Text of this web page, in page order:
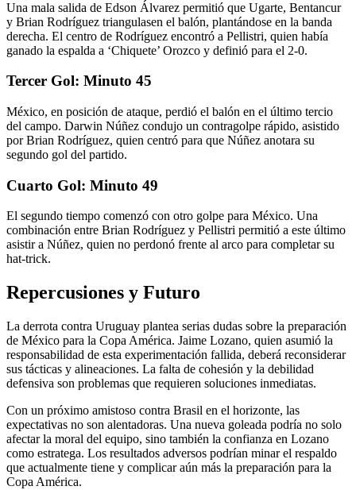
Una mala salida de Edson Álvarez permitió que Ugarte, Bentancur
y Brian Rodríguez triangulasen el balón, plantándose en la banda
derecha. El centro de Rodríguez encontró a Pellistri, quien había
ganado la espalda a ‘Chiquete’ Orozco y definió para el 2-0.
Tercer Gol: Minuto 45
México, en posición de ataque, perdió el balón en el último tercio
del campo. Darwin Núñez condujo un contragolpe rápido, asistido
por Brian Rodríguez, quien centró para que Núñez anotara su
segundo gol del partido.
Cuarto Gol: Minuto 49
El segundo tiempo comenzó con otro golpe para México. Una
combinación entre Brian Rodríguez y Pellistri permitió a este último
asistir a Núñez, quien no perdonó frente al arco para completar su
hat-trick.
Repercusiones y Futuro
La derrota contra Uruguay plantea serias dudas sobre la preparación
de México para la Copa América. Jaime Lozano, quien asumió la
responsabilidad de esta experimentación fallida, deberá reconsiderar
sus tácticas y alineaciones. La falta de cohesión y la debilidad
defensiva son problemas que requieren soluciones inmediatas.
Con un próximo amistoso contra Brasil en el horizonte, las
expectativas no son alentadoras. Una nueva goleada podría no solo
afectar la moral del equipo, sino también la confianza en Lozano
como estratega. Los resultados adversos podrían minar el respaldo
que actualmente tiene y complicar aún más la preparación para la
Copa América.